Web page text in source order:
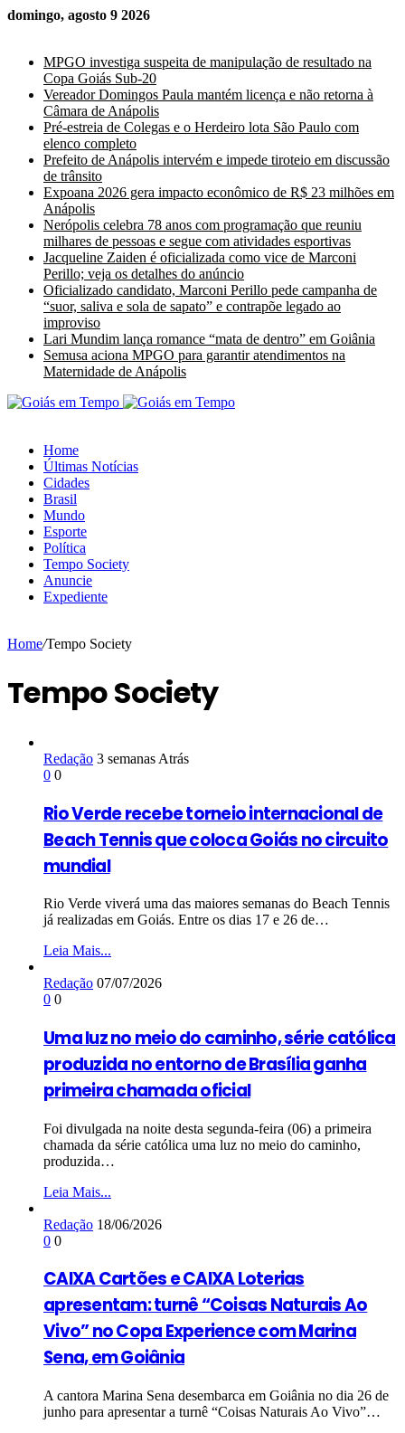
domingo, agosto 9 2026
MPGO investiga suspeita de manipulação de resultado na
Copa Goiás Sub-20
Vereador Domingos Paula mantém licença e não retorna à
Câmara de Anápolis
Pré-estreia de Colegas e o Herdeiro lota São Paulo com
elenco completo
Prefeito de Anápolis intervém e impede tiroteio em discussão
de trânsito
Expoana 2026 gera impacto econômico de R$ 23 milhões em
Anápolis
Nerópolis celebra 78 anos com programação que reuniu
milhares de pessoas e segue com atividades esportivas
Jacqueline Zaiden é oficializada como vice de Marconi
Perillo; veja os detalhes do anúncio
Oficializado candidato, Marconi Perillo pede campanha de
“suor, saliva e sola de sapato” e contrapõe legado ao
improviso
Lari Mundim lança romance “mata de dentro” em Goiânia
Semusa aciona MPGO para garantir atendimentos na
Maternidade de Anápolis
Home
Últimas Notícias
Cidades
Brasil
Mundo
Esporte
Política
Tempo Society
Anuncie
Expediente
Home/Tempo Society
Tempo Society
Redação 3 semanas Atrás
0 0
Rio Verde recebe torneio internacional de
Beach Tennis que coloca Goiás no circuito
mundial
Rio Verde viverá uma das maiores semanas do Beach Tennis
já realizadas em Goiás. Entre os dias 17 e 26 de…
Leia Mais...
Redação 07/07/2026
0 0
Uma luz no meio do caminho, série católica
produzida no entorno de Brasília ganha
primeira chamada oficial
Foi divulgada na noite desta segunda-feira (06) a primeira
chamada da série católica uma luz no meio do caminho,
produzida…
Leia Mais...
Redação 18/06/2026
0 0
CAIXA Cartões e CAIXA Loterias
apresentam: turnê “Coisas Naturais Ao
Vivo” no Copa Experience com Marina
Sena, em Goiânia
A cantora Marina Sena desembarca em Goiânia no dia 26 de
junho para apresentar a turnê “Coisas Naturais Ao Vivo”…